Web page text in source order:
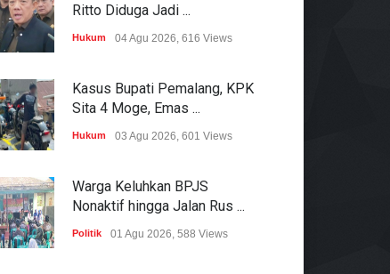
Ritto Diduga Jadi ...
Hukum 04 Agu 2026, 616 Views
Kasus Bupati Pemalang, KPK
Sita 4 Moge, Emas ...
Hukum 03 Agu 2026, 601 Views
Warga Keluhkan BPJS
Nonaktif hingga Jalan Rus ...
Politik 01 Agu 2026, 588 Views